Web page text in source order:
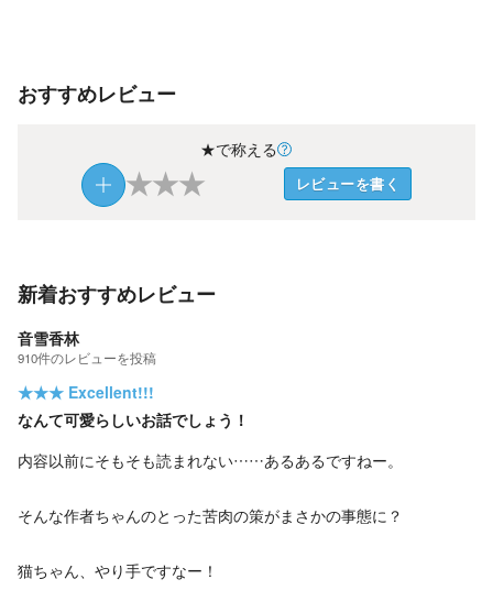
おすすめレビュー
★で称える
★★★ レビューを書く
新着おすすめレビュー
音雪香林
910件のレビューを投稿
★★★ Excellent!!!
なんて可愛らしいお話でしょう！
内容以前にそもそも読まれない……あるあるですねー。
そんな作者ちゃんのとった苦肉の策がまさかの事態に？
猫ちゃん、やり手ですなー！